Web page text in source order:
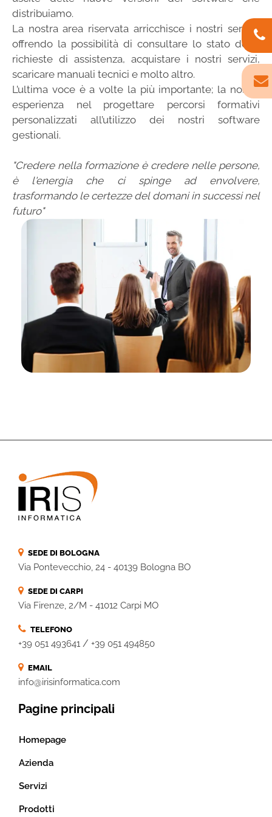
distribuiamo.
La nostra area riservata arricchisce i nostri servizi,
offrendo la possibilità di consultare lo stato delle
richieste di assistenza, acquistare i nostri servizi,
scaricare manuali tecnici e molto altro.
L’ultima voce è a volte la più importante; la nostra
esperienza nel progettare percorsi formativi
personalizzati all’utilizzo dei nostri software
gestionali.
"Credere nella formazione è credere nelle persone,
è l'energia che ci spinge ad envolvere,
trasformando le certezze del domani in successi nel
futuro"
SEDE DI BOLOGNA
Via Pontevecchio, 24 - 40139 Bologna BO
SEDE DI CARPI
Via Firenze, 2/M - 41012 Carpi MO
TELEFONO
+39 051 493641 / +39 051 494850
EMAIL
info@irisinformatica.com
Pagine principali
Homepage
Azienda
Servizi
Prodotti